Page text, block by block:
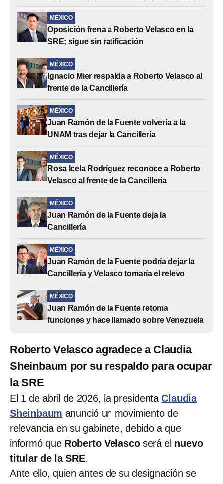
MÉXICO
Oposición frena a Roberto Velasco en la
SRE; sigue sin ratificación
MÉXICO
Ignacio Mier respalda a Roberto Velasco al
frente de la Cancillería
MÉXICO
Juan Ramón de la Fuente volvería a la
UNAM tras dejar la Cancillería
MÉXICO
Rosa Icela Rodríguez reconoce a Roberto
Velasco al frente de la Cancillería
MÉXICO
Juan Ramón de la Fuente deja la
Cancillería
MÉXICO
Juan Ramón de la Fuente podría dejar la
Cancillería y Velasco tomaría el relevo
MÉXICO
Juan Ramón de la Fuente retoma
funciones y hace llamado sobre Venezuela
Roberto Velasco agradece a Claudia
Sheinbaum por su respaldo para ocupar
la SRE
El 1 de abril de 2026, la presidentaClaudia
Sheinbaum anunció un movimiento de
relevancia en su gabinete, debido a que
informó que Roberto Velascoserá el nuevo
titular de la SRE.
Ante ello, quien antes de su designación se